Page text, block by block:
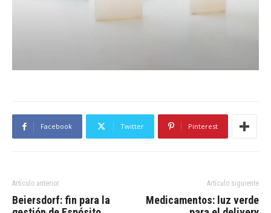
Facebook Twitter Pinterest
Artículo anterior
Beiersdorf: fin para la
Artículo siguiente
Medicamentos: luz verde